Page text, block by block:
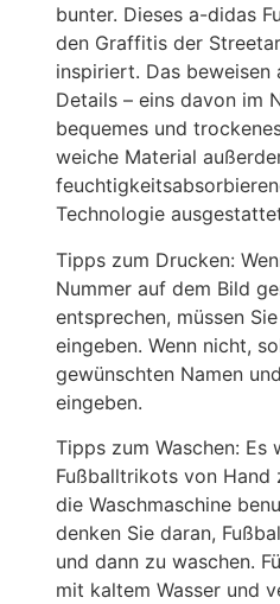
bunter. Dieses a-didas
den Graffitis der
inspiriert. Das beweisen
Details – eins davon im
bequemes und
weiche Material
Technologie
Tipps zum Drucken:
Nummer auf dem Bild
entsprechen, müssen
eingeben. Wenn nicht,
gewünschten Namen
eingeben.
Tipps zum Waschen: Es
Fußballtrikots von Hand
die Waschmaschine
denken Sie daran,
und dann zu waschen.
mit kaltem Wasser und